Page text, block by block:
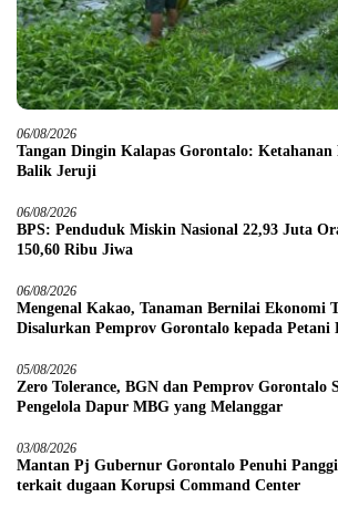
06/08/2026
Tangan Dingin Kalapas Gorontalo:
Balik Jeruji
06/08/2026
BPS: Penduduk Miskin Nasional 22,93 Juta
150,60 Ribu Jiwa
06/08/2026
Mengenal Kakao, Tanaman Bernilai Ekonomi
Disalurkan Pemprov Gorontalo kepada Petani
05/08/2026
Zero Tolerance, BGN dan Pemprov Gorontalo
Pengelola Dapur MBG yang Melanggar
03/08/2026
Mantan Pj Gubernur Gorontalo Penuhi
terkait dugaan Korupsi Command Center